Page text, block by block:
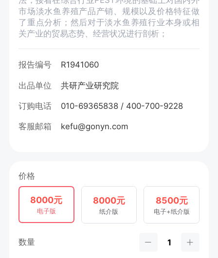
市场淡水鱼养殖产品产销、规模以及价格特征做
了重点分析；然后对于淡水鱼养殖行业本身或相
关产业的贸易态势、经营状况进行剖析；
报告编号 R1941060
出品单位 共研产业研究院
订购电话 010-69365838 / 400-700-9228
客服邮箱 kefu@gonyn.com
价格
8000元
电子版
8000元
纸介版
8500元
电子+纸介版
数量